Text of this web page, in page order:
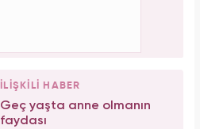
İLİŞKİLİ HABER
Geç yaşta anne olmanın
faydası